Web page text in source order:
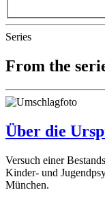
Series
From the
Über die
Versuch einer
Kinder- und
München.